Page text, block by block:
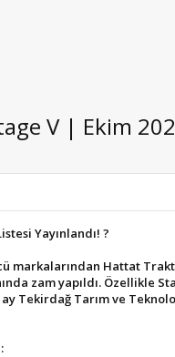
V | Ekim
Yayınlandı! ?
markalarından Hattat
zam yapıldı. Özellikle
Tekirdağ Tarım ve